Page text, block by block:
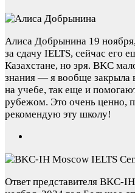
Алиса Добрынина 19
за сдачу IELTS, сейчас его
Казахстане, но зря. BKC
знания — я вообще закрыла
на учебе, так еще и
рубежом. Это очень ценно,
рекомендую эту школу!
Ответ представителя BKC-